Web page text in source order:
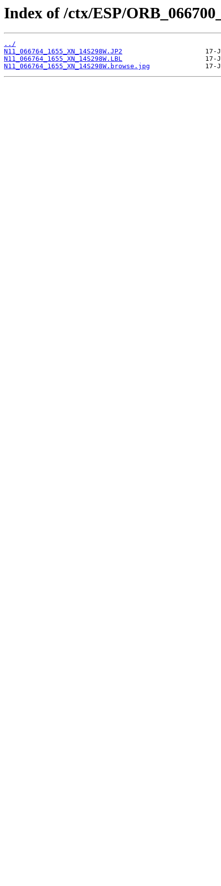
Index of /ctx/ESP/
../
N11_066764_1655_XN_14S298W.JP2
N11_066764_1655_XN_14S298W.LBL
N11_066764_1655_XN_14S298W.browse.jpg